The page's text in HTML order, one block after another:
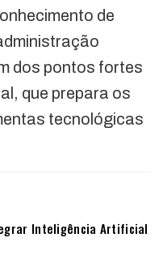
de
dos pontos fortes
que prepara os
tecnológicas
Inteligência Artificial